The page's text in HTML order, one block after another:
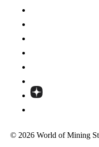
© 2026 World of Mining